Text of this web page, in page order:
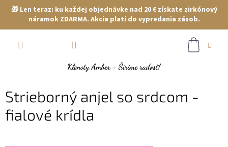
🎁 Len teraz: ku každej objednávke nad 20 € získate zirkónový
náramok ZDARMA. Akcia platí do vypredania zásob.
Strieborný anjel so srdcom -
fialové krídla